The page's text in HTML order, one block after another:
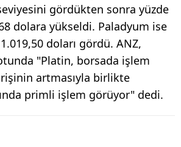
gördükten sonra yüzde
dolara yükseldi. Paladyum ise
doları gördü. ANZ,
"Platin, borsada işlem
artmasıyla birlikte
primli işlem görüyor" dedi.